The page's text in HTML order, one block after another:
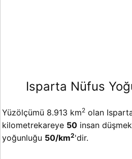
Isparta Nüfus
Yüzölçümü 8.913 km2 olan
kilometrekareye 50 insan
yoğunluğu 50/km2'dir.